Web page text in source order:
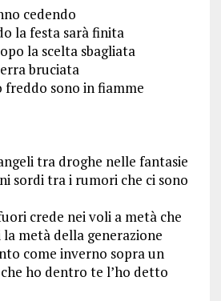
cedendo
la festa sarà finita
la scelta sbagliata
bruciata
sono in fiamme
tra droghe nelle fantasie
sordi tra i rumori che ci sono
crede nei voli a metà che
metà della generazione
come inverno sopra un
ho dentro te l’ho detto